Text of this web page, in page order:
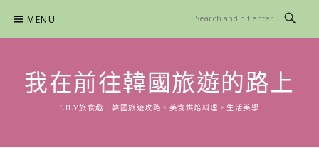
content
MENU
我在前往韓國旅遊的路上
LILY旅食趣｜韓國旅遊攻略。美食烘焙料理。生活美學